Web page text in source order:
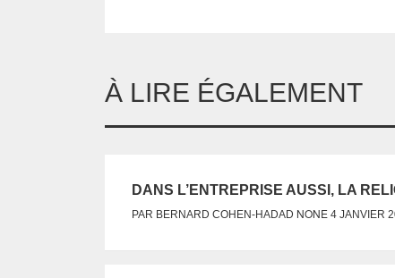
À LIRE ÉGALEMENT
DANS L’ENTREPRISE AUSSI, LA
PAR BERNARD COHEN-HADAD NONE 4 JANVIER